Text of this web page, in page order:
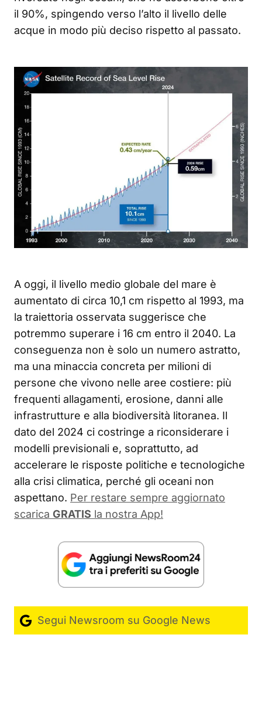
il 90%, spingendo verso l’alto il livello delle
acque in modo più deciso rispetto al passato.
A oggi, il livello medio globale del mare è
aumentato di circa 10,1 cm rispetto al 1993, ma
la traiettoria osservata suggerisce che
potremmo superare i 16 cm entro il 2040. La
conseguenza non è solo un numero astratto,
ma una minaccia concreta per milioni di
persone che vivono nelle aree costiere: più
frequenti allagamenti, erosione, danni alle
infrastrutture e alla biodiversità litoranea. Il
dato del 2024 ci costringe a riconsiderare i
modelli previsionali e, soprattutto, ad
accelerare le risposte politiche e tecnologiche
alla crisi climatica, perché gli oceani non
aspettano. Per restare sempre aggiornato
scarica GRATIS la nostra App!
Segui Newsroom su Google News